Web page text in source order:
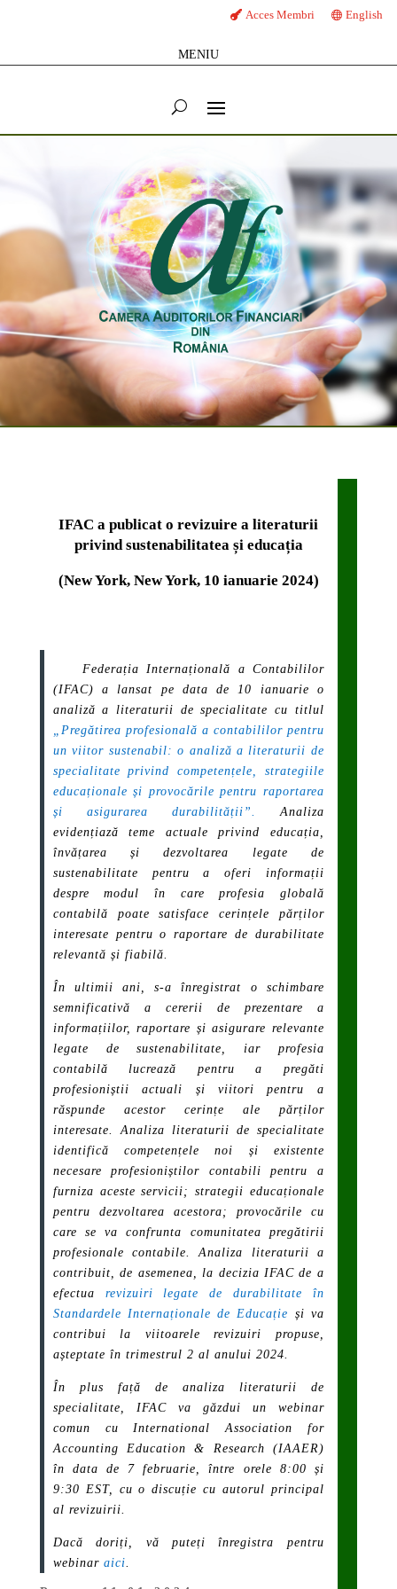
Acces Membri English
MENIU
IFAC a publicat o revizuire a literaturii
privind sustenabilitatea și educația
(New York, New York, 10 ianuarie 2024)
Federația Internațională a Contabililor
(IFAC) a lansat pe data de 10 ianuarie o
analiză a literaturii de specialitate cu titlul
„Pregătirea profesională a contabililor pentru
un viitor sustenabil: o analiză a literaturii de
specialitate privind competențele, strategiile
educaționale și provocările pentru raportarea
și asigurarea durabilității”.
Analiza
evidențiază teme actuale privind educația,
învățarea și dezvoltarea legate de
sustenabilitate pentru a oferi informații
despre modul în care profesia globală
contabilă poate satisface cerințele părților
interesate pentru o raportare de durabilitate
relevantă și fiabilă.
În ultimii ani, s-a înregistrat o schimbare
semnificativă a cererii de prezentare a
informațiilor, raportare și asigurare relevante
legate de sustenabilitate, iar profesia
contabilă lucrează pentru a pregăti
profesioniștii actuali și viitori pentru a
răspunde acestor cerințe ale părților
interesate. Analiza literaturii de specialitate
identifică competențele noi și existente
necesare profesioniștilor contabili pentru a
furniza aceste servicii; strategii educaționale
pentru dezvoltarea acestora; provocările cu
care se va confrunta comunitatea pregătirii
profesionale contabile. Analiza literaturii a
contribuit, de asemenea, la decizia IFAC de a
efectua revizuiri legate de durabilitate în
Standardele Internaționale de Educație și va
contribui la viitoarele revizuiri propuse,
așteptate în trimestrul 2 al anului 2024.
În plus față de analiza literaturii de
specialitate, IFAC va găzdui un webinar
comun cu International Association for
Accounting Education & Research (IAAER)
în data de 7 februarie, între orele 8:00 și
9:30 EST, cu o discuție cu autorul principal
al revizuirii.
Dacă doriți, vă puteți înregistra pentru
webinar aici